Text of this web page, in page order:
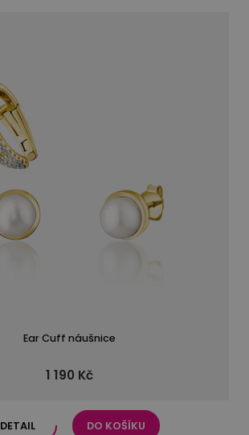
Ear Cuff náušnice
1 190 Kč
DETAIL DO KOŠÍKU